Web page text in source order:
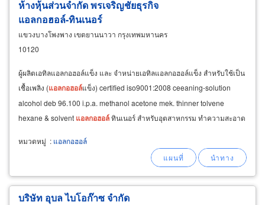
ห้างหุ้นส่วนจำกัด พรเจริญชัยธุรกิจ
แอลกอฮอล์-ทินเนอร์
แขวงบางโพงพาง เขตยานนาวา กรุงเทพมหานคร
10120
ผู้ผลิตเอทิลแอลกอฮอล์แข็ง และ จำหน่ายเอทิลแอลกอฮอล์แข็ง สำหรับใช้เป็น
เชื้อเพลิง (แอลกอฮอล์แข็ง) certified iso9001:2008 ceeaning-solution
alcohol deb 96.100 i.p.a. methanol acetone mek. thinner tolvene
hexane & solvent แอลกอฮอล์ทินเนอร์ สำหรับอุตสาหกรรม ทำความสะอาด
หมวดหมู่ : แอลกอฮอล์
บริษัท อุบล ไบโอก๊าซ จำกัด